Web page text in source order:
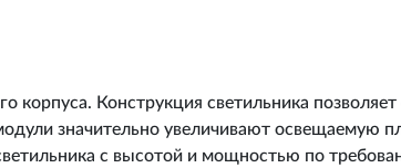
корпуса. Конструкция светильника
значительно увеличивают освещаемую
с высотой и мощностью по